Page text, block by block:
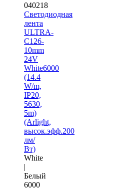
040218
Светодиодная
лента
ULTRA-
C126-
10mm
24V
White6000
(14.4
W/m,
IP20,
5630,
5m)
(Arlight,
высок.эфф.200
лм/
Вт)
White
|
Белый
6000